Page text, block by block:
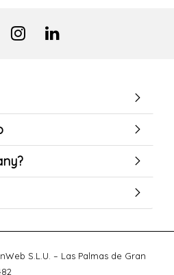
S.L.U. – Las Palmas de Gran